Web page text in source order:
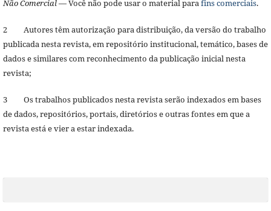
Não Comercial— Você não pode usar o material para fins comerciais.
2 Autores têm autorização para distribuição, da versão do trabalho
publicada nesta revista, em repositório institucional, temático, bases de
dados e similares com reconhecimento da publicação inicial nesta
revista;
3 Os trabalhos publicados nesta revista serão indexados em bases
de dados, repositórios, portais, diretórios e outras fontes em que a
revista está e vier a estar indexada.